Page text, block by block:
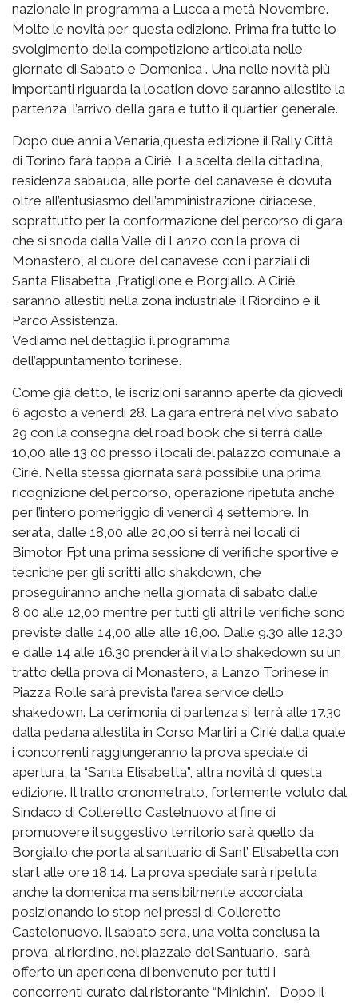
nazionale in programma a Lucca a metà Novembre.
Molte le novità per questa edizione. Prima fra tutte lo
svolgimento della competizione articolata nelle
giornate di Sabato e Domenica . Una nelle novità più
importanti riguarda la location dove saranno allestite la
partenza l’arrivo della gara e tutto il quartier generale.
Dopo due anni a Venaria,questa edizione il Rally Città
di Torino farà tappa a Ciriè. La scelta della cittadina,
residenza sabauda, alle porte del canavese è dovuta
oltre all’entusiasmo dell’amministrazione ciriacese,
soprattutto per la conformazione del percorso di gara
che si snoda dalla Valle di Lanzo con la prova di
Monastero, al cuore del canavese con i parziali di
Santa Elisabetta ,Pratiglione e Borgiallo. A Ciriè
saranno allestiti nella zona industriale il Riordino e il
Parco Assistenza.
Vediamo nel dettaglio il programma
dell’appuntamento torinese.
Come già detto, le iscrizioni saranno aperte da giovedì
6 agosto a venerdì 28. La gara entrerà nel vivo sabato
29 con la consegna del road book che si terrà dalle
10,00 alle 13,00 presso i locali del palazzo comunale a
Ciriè. Nella stessa giornata sarà possibile una prima
ricognizione del percorso, operazione ripetuta anche
per l’intero pomeriggio di venerdì 4 settembre. In
serata, dalle 18,00 alle 20,00 si terrà nei locali di
Bimotor Fpt una prima sessione di verifiche sportive e
tecniche per gli scritti allo shakdown, che
proseguiranno anche nella giornata di sabato dalle
8,00 alle 12,00 mentre per tutti gli altri le verifiche sono
previste dalle 14,00 alle alle 16,00. Dalle 9.30 alle 12.30
e dalle 14 alle 16.30 prenderà il via lo shakedown su un
tratto della prova di Monastero, a Lanzo Torinese in
Piazza Rolle sarà prevista l’area service dello
shakedown. La cerimonia di partenza si terrà alle 17.30
dalla pedana allestita in Corso Martiri a Ciriè dalla quale
i concorrenti raggiungeranno la prova speciale di
apertura, la “Santa Elisabetta”, altra novità di questa
edizione. Il tratto cronometrato, fortemente voluto dal
Sindaco di Colleretto Castelnuovo al fine di
promuovere il suggestivo territorio sarà quello da
Borgiallo che porta al santuario di Sant’ Elisabetta con
start alle ore 18,14. La prova speciale sarà ripetuta
anche la domenica ma sensibilmente accorciata
posizionando lo stop nei pressi di Colleretto
Castelonuovo. Il sabato sera, una volta conclusa la
prova, al riordino, nel piazzale del Santuario, sarà
offerto un apericena di benvenuto per tutti i
concorrenti curato dal ristorante “Minichin”. Dopo il